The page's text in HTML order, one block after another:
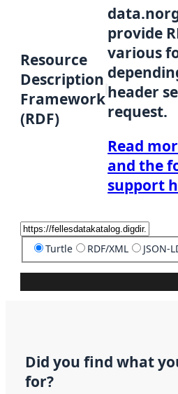
Resource
Description
Framework
(RDF)
provide
various
header
request.
Read
and the
support
Turtle RDF/XML JSON-
Did you find what
for?